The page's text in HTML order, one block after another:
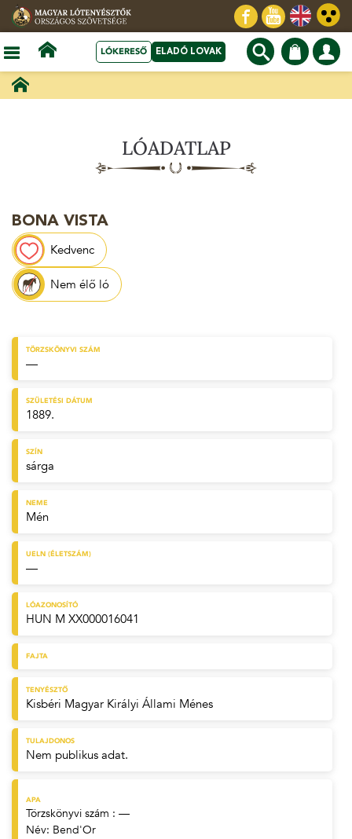
LÓKERESŐ ELADÓ LOVAK
LÓADATLAP
BONA VISTA
Kedvenc
Nem élő ló
TÖRZSKÖNYVI SZÁM
—
SZÜLETÉSI DÁTUM
1889.
SZÍN
sárga
NEME
Mén
UELN (ÉLETSZÁM)
—
LÓAZONOSÍTÓ
HUN M XX000016041
FAJTA
TENYÉSZTŐ
Kisbéri Magyar Királyi Állami Ménes
TULAJDONOS
Nem publikus adat.
APA
Törzskönyvi szám : —
Név: Bend'Or